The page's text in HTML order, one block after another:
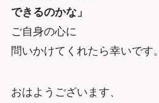
できるのかな」
ご自身の心に
問いかけてくれたら幸いです。
おはようございます、